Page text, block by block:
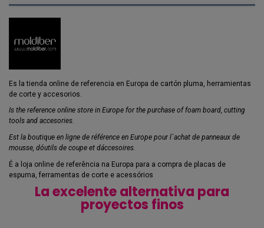
Es la tienda online de referencia en Europa de cartón pluma, herramientas
de corte y accesorios.
Is the reference online store in Europe for the purchase of foam board, cutting
tools and accesories.
Est la boutique en ligne de référence en Europe pour l´achat de panneaux de
mousse, dóutils de coupe et dáccesoires.
É a loja online de referência na Europa para a compra de placas de
espuma, ferramentas de corte e acessórios
La excelente alternativa para
proyectos finos